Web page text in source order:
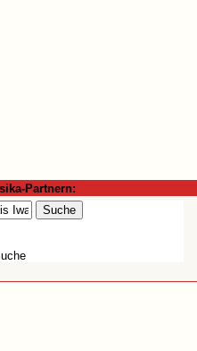
Partnern: